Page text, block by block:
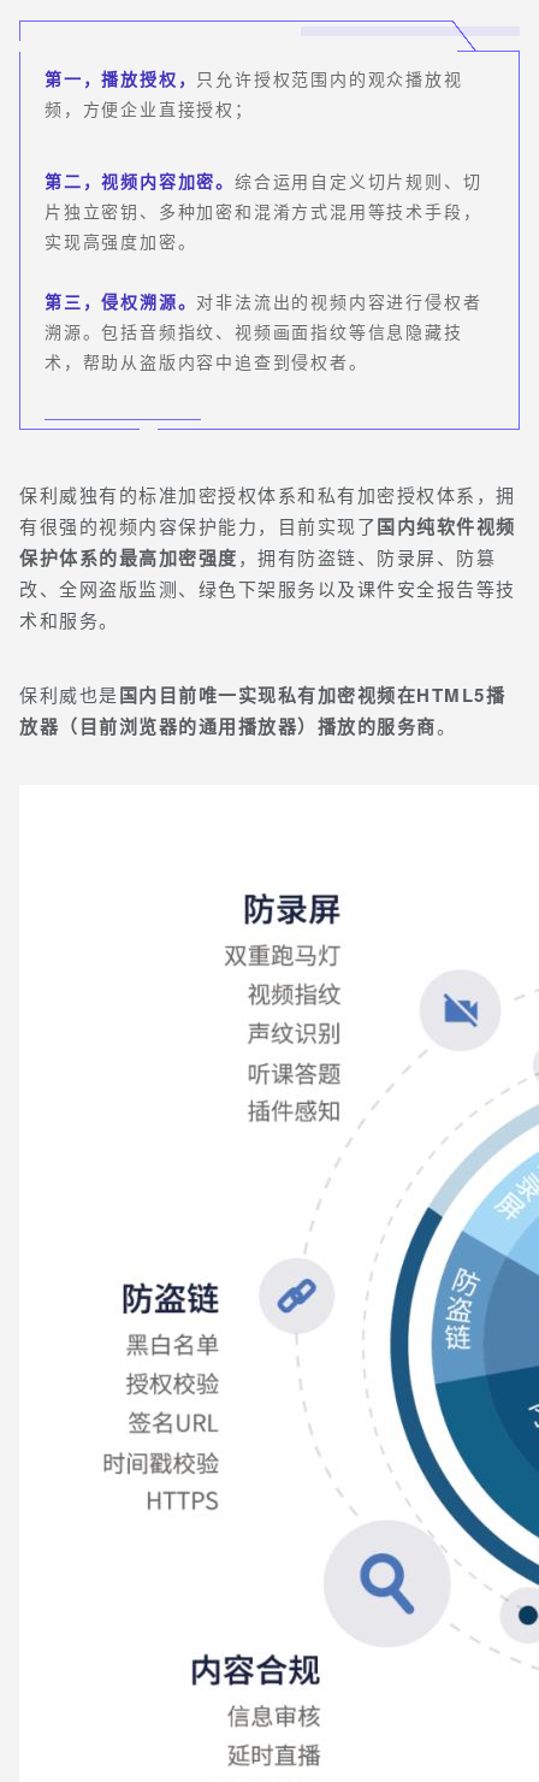
第一，播放授权， 只允许授权范围内的观众播放视
频，方便企业直接授权；
第二，视频内容加密。 综合运用自定义切片规则、切
片独立密钥、多种加密和混淆方式混用等技术手段，
实现高强度加密。
第三，侵权溯源。 对非法流出的视频内容进行侵权者
溯源。包括音频指纹、视频画面指纹等信息隐藏技
术，帮助从盗版内容中追查到侵权者。
保利威独有的标准加密授权体系和私有加密授权体系 ，拥
有很强的视频内容保护能力，目前实现了国内纯软件视频
保护体系的最高加密强度，拥有防盗链、防录屏、防篡
改、全网盗版监测、绿色下架服务以及课件安全报告等技
术和服务。
保利威也是国内目前唯一实现私有加密视频在HTML5播
放器（目前浏览器的通用播放器）播放的服务商。